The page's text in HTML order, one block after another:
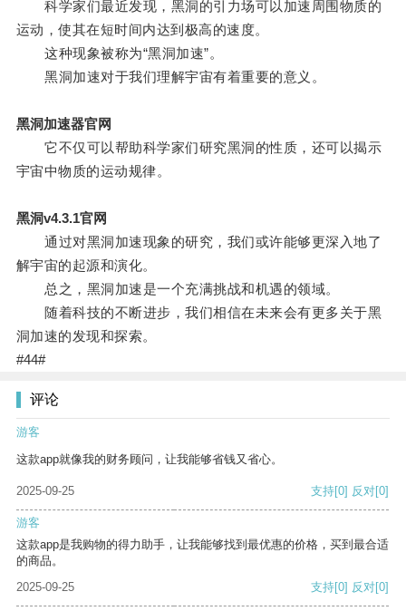
科学家们最近发现，黑洞的引力场可以加速周围物质的
运动，使其在短时间内达到极高的速度。
这种现象被称为“黑洞加速”。
黑洞加速对于我们理解宇宙有着重要的意义。
黑洞加速器官网
它不仅可以帮助科学家们研究黑洞的性质，还可以揭示
宇宙中物质的运动规律。
黑洞v4.3.1官网
通过对黑洞加速现象的研究，我们或许能够更深入地了
解宇宙的起源和演化。
总之，黑洞加速是一个充满挑战和机遇的领域。
随着科技的不断进步，我们相信在未来会有更多关于黑
洞加速的发现和探索。
#44#
评论
游客
这款app就像我的财务顾问，让我能够省钱又省心。
2025-09-25 支持[0] 反对[0]
游客
这款app是我购物的得力助手，让我能够找到最优惠的价格，买到最合适
的商品。
2025-09-25
支持[0] 反对[0]